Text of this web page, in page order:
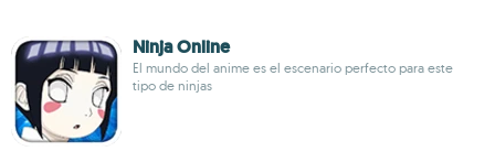
Ninja Online
El mundo del anime es el escenario perfecto para este
tipo de ninjas